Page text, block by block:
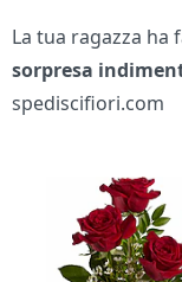
La tua ragazza
sorpresa
spediscifiori.com
Bouquet di